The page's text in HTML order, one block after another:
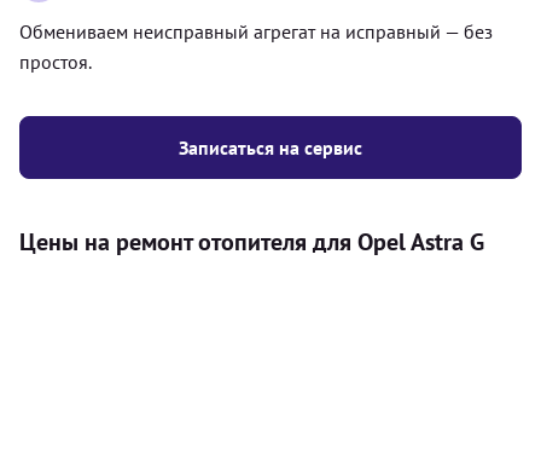
Записаться на сервис
Обмениваем неисправный агрегат на исправный — без
простоя.
Цены на ремонт отопителя для Opel Astra G